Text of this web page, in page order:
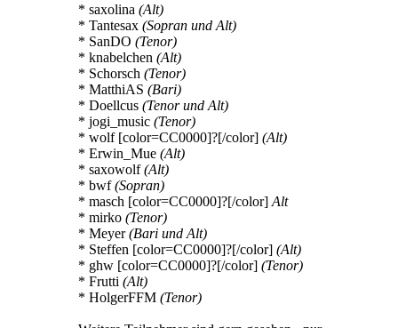
* saxolina (Alt)
* Tantesax (Sopran und Alt)
* SanDO (Tenor)
* knabelchen (Alt)
* Schorsch (Tenor)
* MatthiAS (Bari)
* Doellcus (Tenor und Alt)
* jogi_music (Tenor)
* wolf [color=CC0000]?[/color] (Alt)
* Erwin_Mue (Alt)
* saxowolf(Alt)
* bwf(Sopran)
* masch [color=CC0000]?[/color] Alt
* mirko (Tenor)
* Meyer(Bari und Alt)
* Steffen [color=CC0000]?[/color] (Alt)
* ghw [color=CC0000]?[/color] (Tenor)
* Frutti (Alt)
* HolgerFFM (Tenor)